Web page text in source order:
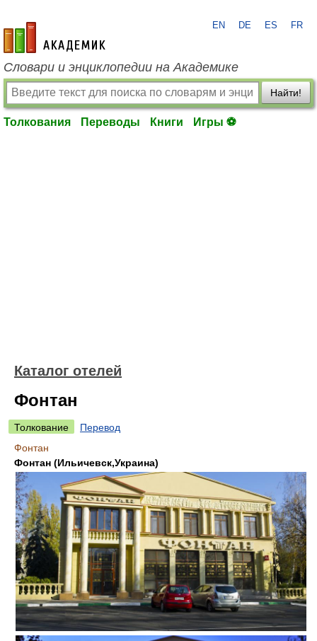
academic.ru
EN DE ES FR
Словари и энциклопедии на Академике
Найти!
Толкования Переводы Книги Игры ⚽
Каталог отелей
Фонтан
Толкование
Перевод
Фонтан
Фонтан (Ильичевск,Украина)